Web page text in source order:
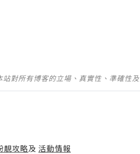
對所有博客的立場、真實性、準確性
靚攻略及 活動情報